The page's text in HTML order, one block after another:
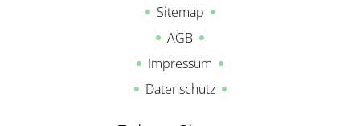
Sitemap
AGB
Impressum
Datenschutz